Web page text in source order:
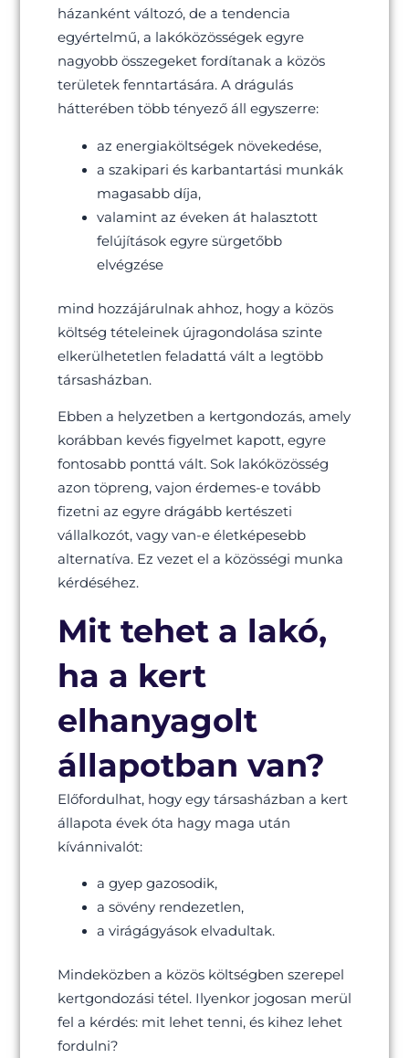
házanként változó, de a tendencia
egyértelmű, a lakóközösségek egyre
nagyobb összegeket fordítanak a közös
területek fenntartására. A drágulás
hátterében több tényező áll egyszerre:
az energiaköltségek növekedése,
a szakipari és karbantartási munkák
magasabb díja,
valamint az éveken át halasztott
felújítások egyre sürgetőbb
elvégzése
mind hozzájárulnak ahhoz, hogy a közös
költség tételeinek újragondolása szinte
elkerülhetetlen feladattá vált a legtöbb
társasházban.
Ebben a helyzetben a kertgondozás, amely
korábban kevés figyelmet kapott, egyre
fontosabb ponttá vált. Sok lakóközösség
azon töpreng, vajon érdemes-e tovább
fizetni az egyre drágább kertészeti
vállalkozót, vagy van-e életképesebb
alternatíva. Ez vezet el a közösségi munka
kérdéséhez.
Mit tehet a lakó,
ha a kert
elhanyagolt
állapotban van?
Előfordulhat, hogy egy társasházban a kert
állapota évek óta hagy maga után
kívánnivalót:
a gyep gazosodik,
a sövény rendezetlen,
a virágágyások elvadultak.
Mindeközben a közös költségben szerepel
kertgondozási tétel. Ilyenkor jogosan merül
fel a kérdés: mit lehet tenni, és kihez lehet
fordulni?